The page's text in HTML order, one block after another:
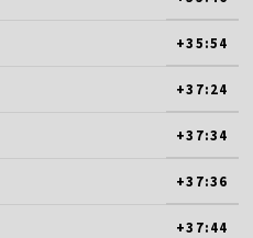
+35:54
+37:24
+37:34
+37:36
+37:44